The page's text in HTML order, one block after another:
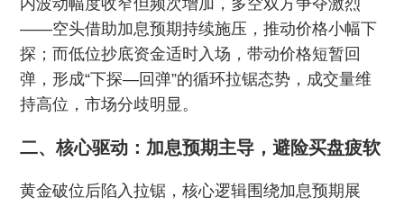
内波动幅度收窄但频次增加，多空双方争夺激烈
——空头借助加息预期持续施压，推动价格小幅下
探；而低位抄底资金适时入场，带动价格短暂回
弹，形成“下探—回弹”的循环拉锯态势，成交量维
持高位，市场分歧明显。
二、核心驱动：加息预期主导，避险买盘疲软
黄金破位后陷入拉锯，核心逻辑围绕加息预期展